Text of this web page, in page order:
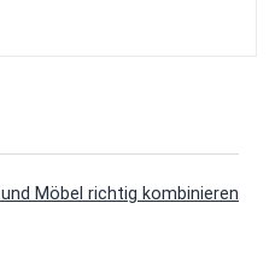
Möbel richtig kombinieren